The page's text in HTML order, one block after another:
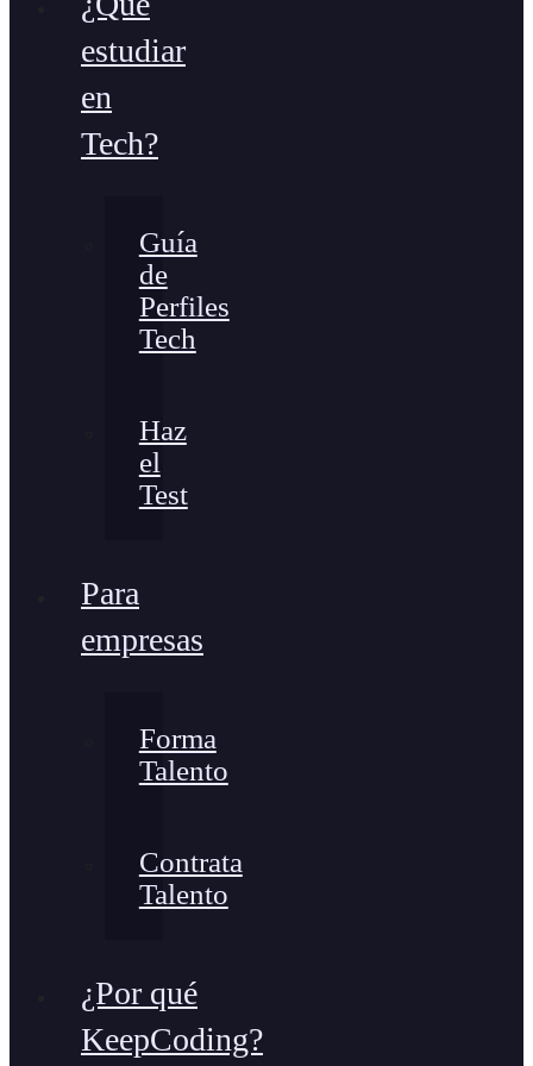
estudiar
en
Tech?
Guía
de
Perfiles
Tech
Haz
el
Test
Para
empresas
Forma
Talento
Contrata
Talento
¿Por qué
KeepCoding?